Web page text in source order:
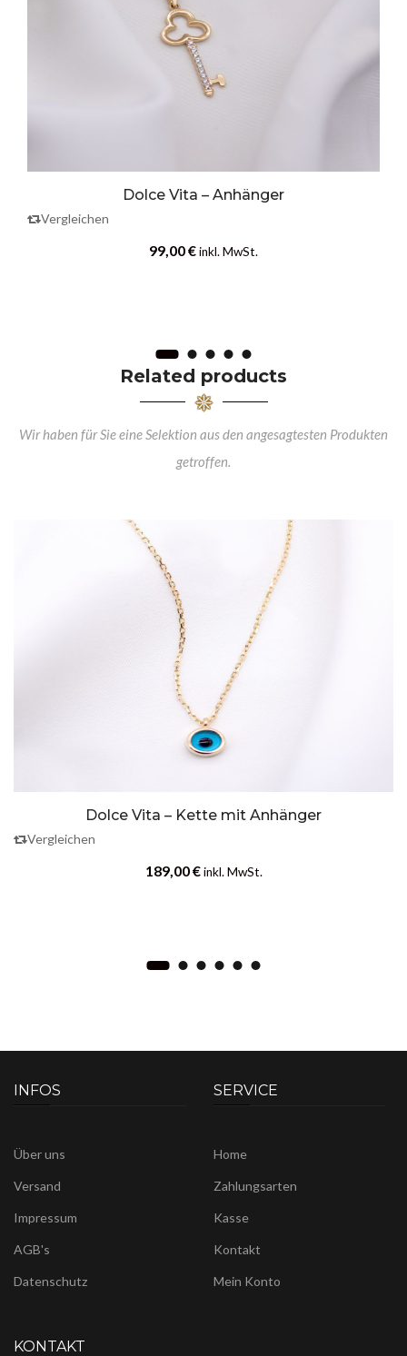
Dolce Vita – Anhänger
Vergleichen
99,00€inkl. MwSt.
Related products
Wir haben für Sie eine Selektion aus den angesagtesten Produkten
getroffen.
Dolce Vita – Kette mit Anhänger
Vergleichen
189,00€ inkl. MwSt.
INFOS
Über uns
Versand
Impressum
AGB's
Datenschutz
SERVICE
Home
Zahlungsarten
Kasse
Kontakt
Mein Konto
KONTAKT